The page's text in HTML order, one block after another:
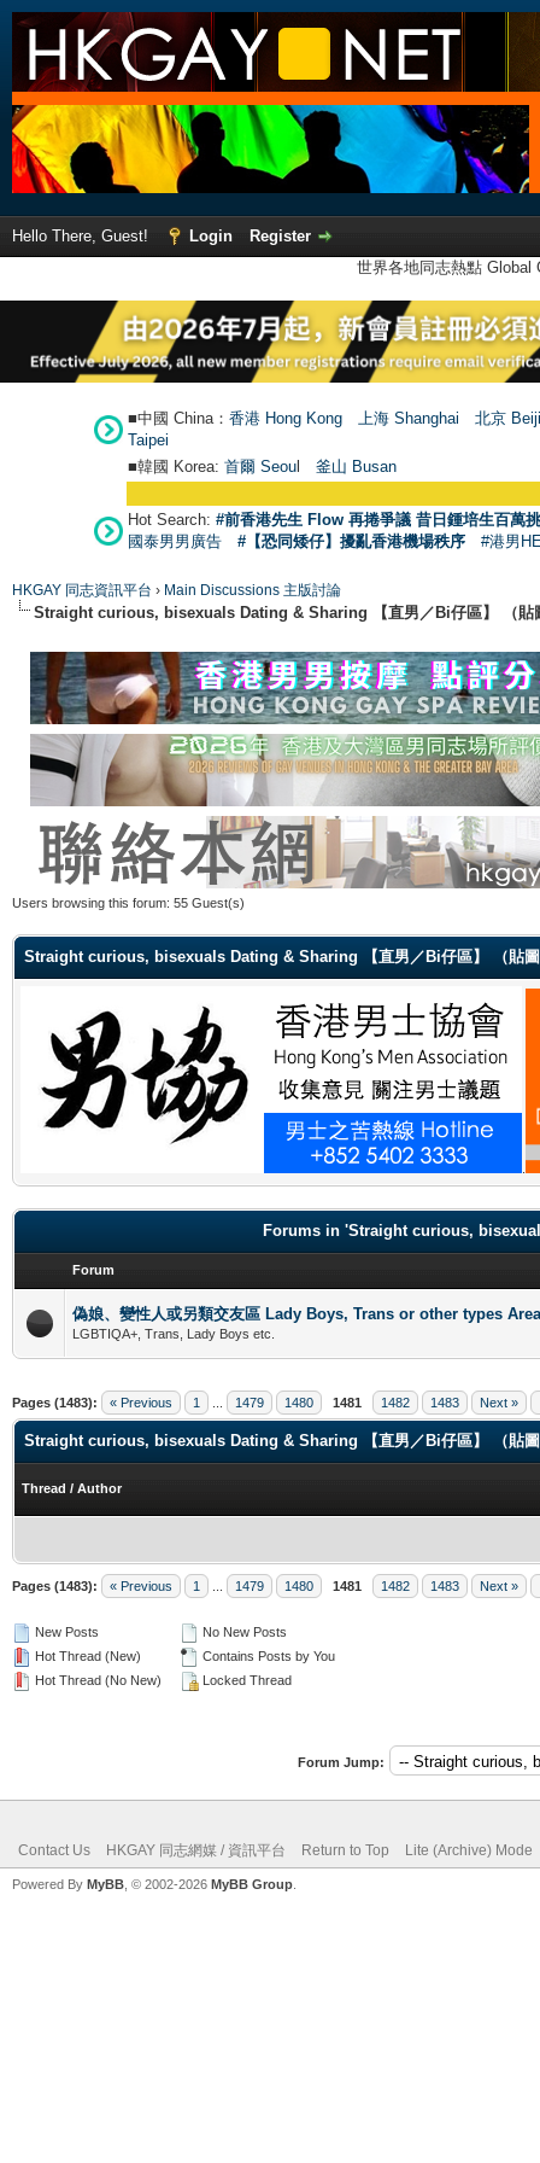
Hello There, Guest! Login
Register
世界各地同志熱點
■中國 China： 香港 Hong Kong 上海 Shanghai
北京
Taipei
■韓國 Korea: 首爾 Seoul 釜山 Busan
Hot Search: #前香港先生 Flow 再捲爭議 昔日鍾培生百萬
國泰男男廣告
#【恐同矮仔】擾亂香港機場秩序 #港男
HKGAY 同志資訊平台 › Main Discussions 主版討論
Straight curious, bisexuals Dating & Sharing 【直男／Bi仔區】 （貼
Users browsing this forum: 55 Guest(s)
Straight curious, bisexuals Dating & Sharing 【直男／Bi仔區】 （貼
Forums in 'Straight curious,
Forum
偽娘、變性人或另類交友區 Lady Boys, Trans or other types
LGBTIQA+, Trans, Lady Boys etc.
Pages (1483): « Previous 1 1479 1480 1481 1482 1483 Next »
Straight curious, bisexuals Dating & Sharing 【直男／Bi仔區】 （貼
Thread / Author
Pages (1483): « Previous 1 1479 1480 1481 1482 1483 Next »
New Posts
Hot Thread (New)
Hot Thread (No New)
No New Posts
Contains Posts by You
Locked Thread
Forum Jump:
Contact Us HKGAY 同志網媒 / 資訊平台 Return to Top Lite (Archive) Mode
Powered By MyBB , © 2002-2026 MyBB Group